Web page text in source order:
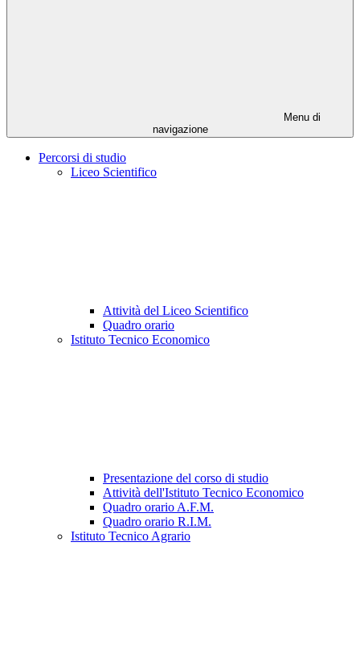
Menu di
navigazione
Percorsi di studio
Liceo Scientifico
Attività del Liceo Scientifico
Quadro orario
Istituto Tecnico Economico
Presentazione del corso di studio
Attività dell'Istituto Tecnico Economico
Quadro orario A.F.M.
Quadro orario R.I.M.
Istituto Tecnico Agrario